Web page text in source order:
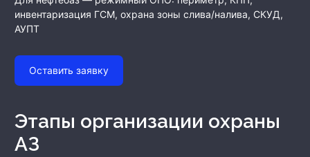
инвентаризация ГСМ, охрана зоны слива/налива, СКУД,
АУПТ
Оставить заявку
Этапы организации охраны
АЗ